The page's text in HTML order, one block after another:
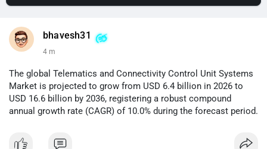
bhavesh31
4 m
The global Telematics and Connectivity Control Unit Systems
Market is projected to grow from USD 6.4 billion in 2026 to
USD 16.6 billion by 2036, registering a robust compound
annual growth rate (CAGR) of 10.0% during the forecast period.